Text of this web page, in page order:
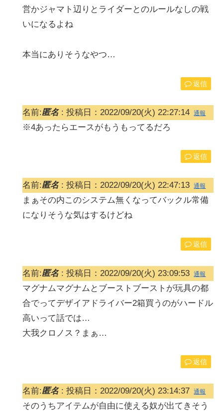
営かジャマト辺りとライダーとのルールなしの戦
いになるよね
本当にありそうなやつ…
返信
名前:匿名: 投稿日：2022/09/20(火) 22:27:14 通報
※4あったらエースがもうもってるだろ
返信
名前:匿名: 投稿日：2022/09/20(火) 22:47:13 通報
まぁその内このシステム無くなってバックル常備
になりそうな気はするけどね
返信
名前:匿名: 投稿日：2022/09/20(火) 23:09:53 通報
マグナムマグナムとブーストブーストが玩具の都
合でってデザイアドライバー2箱買うのがハードル
高いって話では…
大我クロノス？まぁ…
返信
名前:匿名: 投稿日：2022/09/20(火) 23:14:37 通報
そのうちアイテムが自由に使える奴が出てきそう